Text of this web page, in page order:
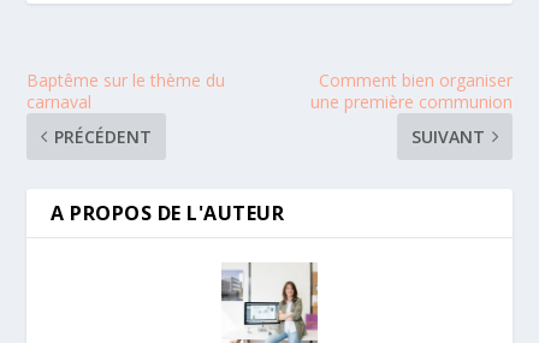
Baptême sur le thème du
carnaval
PRÉCÉDENT
Comment bien organiser
une première communion
SUIVANT
A PROPOS DE L'AUTEUR